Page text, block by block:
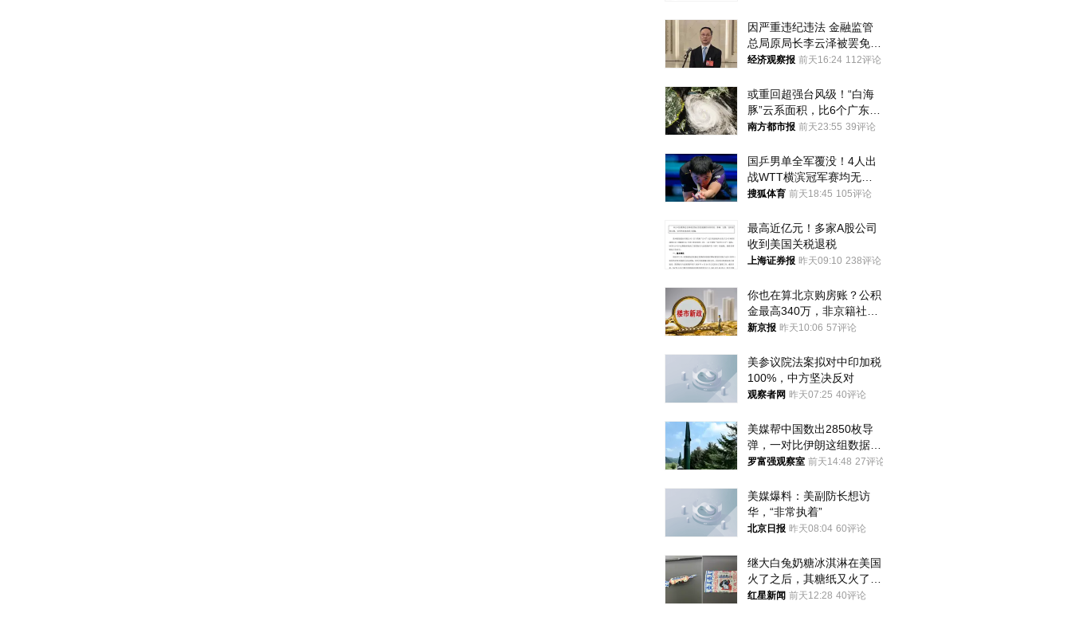
因严重违纪违法 金融监管
总局原局长李云泽被罢免全
国人大代表
经济观察报 前天16:24 112评论
或重回超强台风级！“白海
豚”云系面积，比6个广东还
大！深圳官方：注意这件事
南方都市报 前天23:55 39评论
国乒男单全军覆没！4人出
战WTT横滨冠军赛均无缘
八强
搜狐体育 前天18:45 105评论
最高近亿元！多家A股公司
收到美国关税退税
上海证券报 昨天09:10 238评论
你也在算北京购房账？公积
金最高340万，非京籍社保
1年
新京报 昨天10:06 57评论
美参议院法案拟对中印加税
100%，中方坚决反对
观察者网 昨天07:25 40评论
美媒帮中国数出2850枚导
弹，一对比伊朗这组数据，
发现出大事了
罗富强观察室 前天14:48 27评论
美媒爆料：美副防长想访
华，“非常执着”
北京日报 昨天08:04 60评论
继大白兔奶糖冰淇淋在美国
火了之后，其糖纸又火了！
海外博主盛赞：平面设计经
红星新闻 前天12:28 40评论